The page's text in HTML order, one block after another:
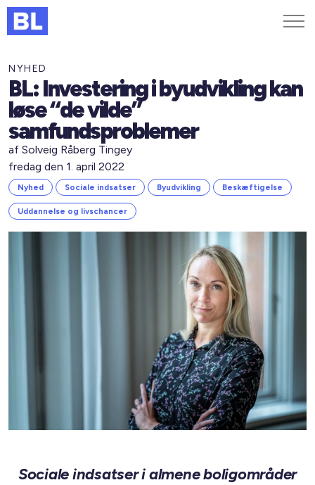
Genveje
Find medarbejder
Kurser og arrangementer
Jobportalen
MitBL
NYHED
BL: Investering i byudvikling kan
løse “de vilde”
samfundsproblemer
af Solveig Råberg Tingey
fredag den 1. april 2022
Nyhed Sociale indsatser Byudvikling Beskæftigelse
Uddannelse og livschancer
Sociale indsatser i almene boligområder